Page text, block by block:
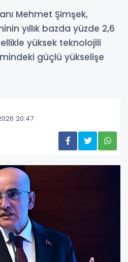
Mehmet Şimşek,
yıllık bazda yüzde 2,6
yüksek teknolojili
güçlü yükselişe
20:47